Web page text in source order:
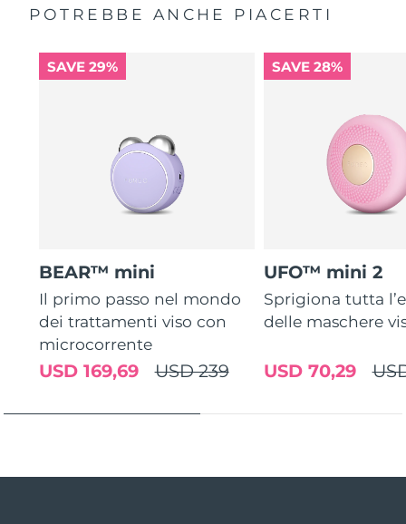
POTREBBE ANCHE PIACERTI
SAVE 29%
BEAR™ mini
Il primo passo nel mondo
dei trattamenti viso con
microcorrente
USD 239
USD 169,69
SAVE 28%
UFO™ mini 2
Sprigiona tutta
delle maschere
USD 70,29